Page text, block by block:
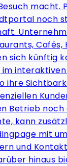
macht.
noch
Cafés,
sich künftig
im
ihre
Betrieb
kann
mit
und
hinaus